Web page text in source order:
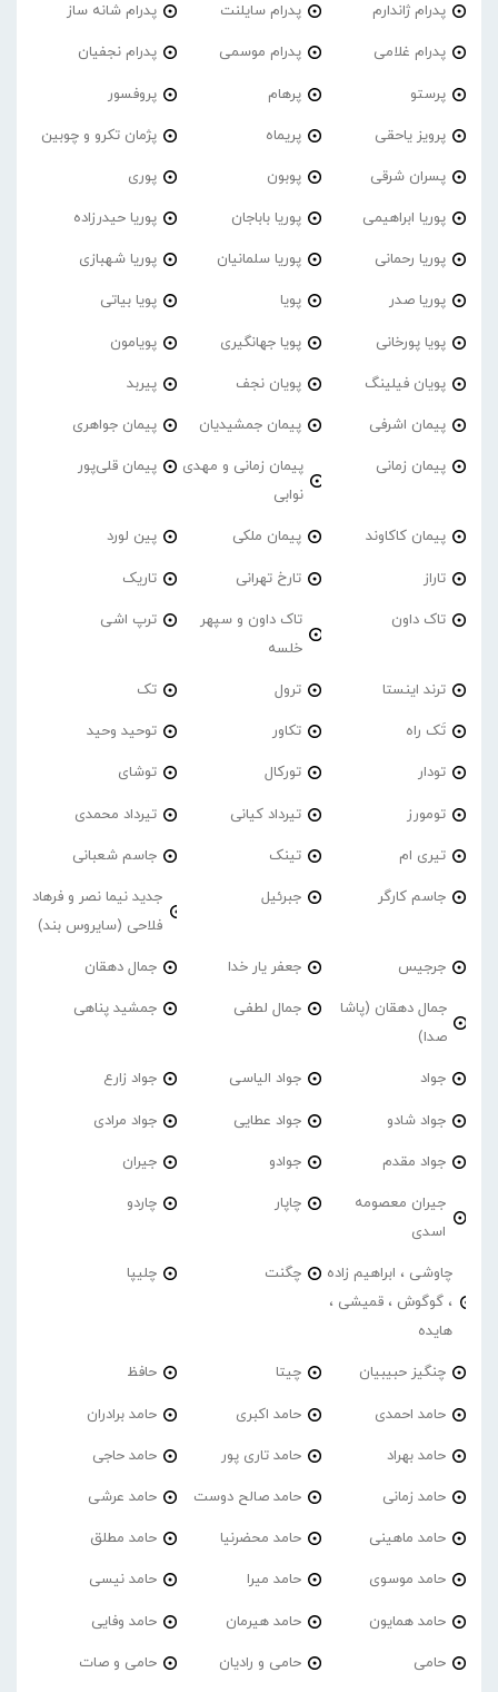
پدرام ژاندارم پدرام‌ سایلنت پدرام شانه ساز
پدرام غلامی پدرام موسمی پدرام نجفیان
پرستو پرهام پروفسور
پرویز یاحقی پریماه پژمان تکرو و چوبین
پسران شرقی پوبون پوری
پوریا ابراهیمی پوریا باباجان پوریا حیدرزاده
پوریا رحمانی پوریا سلمانیان پوریا شهبازی
پوریا صدر پویا پویا بیاتی
پویا پورخانی پویا جهانگیری پویامون
پویان فیلینگ پویان نجف پیربد
پیمان اشرفی پیمان جمشیدیان پیمان جواهری
پیمان زمانی
پیمان زمانی و مهدی
نوابی
پیمان قلی‌پور
پیمان کاکاوند پیمان ملکی پین لورد
تاراز تارخ تهرانی تاریک
تاک داون
تاک داون و سپهر
خلسه
ترپ اشی
ترند اینستا ترول تک
تَک راه تکاور توحید وحید
تودار تورکال توشای
تومورز تیرداد کیانی تیرداد محمدی
تیری ام تینک جاسم شعبانی
جاسم کارگر جبرئیل
جدید نیما نصر و فرهاد
فلاحی (سایروس بند)
جرجیس جعفر یار خدا جمال دهقان
جمال دهقان (پاشا
صدا)
جمال لطفی جمشید پناهی
جواد جواد الیاسی جواد زارع
جواد شادو جواد عطایی جواد مرادی
جواد مقدم جوادو جیران
جیران معصومه
اسدی
چاپار چاردو
چاوشی ، ابراهیم زاده
، گوگوش ، قمیشی ،
هایده
چگنت چلیپا
چنگیز حبیبیان چیتا حافظ
حامد احمدی حامد اکبری حامد برادران
حامد بهراد حامد تاری پور حامد حاجی
حامد زمانی حامد صالح دوست حامد عرشی
حامد ماهینی حامد محضرنیا حامد مطلق
حامد موسوی حامد میرا حامد نیسی
حامد همایون حامد هیرمان حامد وفایی
حامی حامی و رادیان حامی و صات